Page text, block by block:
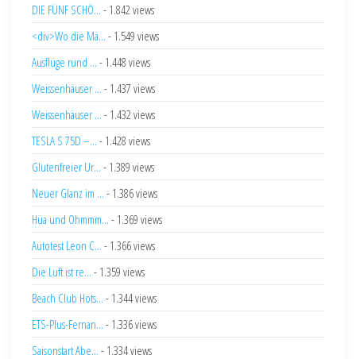
DIE FÜNF SCHÖ... - 1.842 views
<div>Wo die Mä... - 1.549 views
Ausflüge rund ... - 1.448 views
Weissenhäuser ... - 1.437 views
Weissenhäuser ... - 1.432 views
TESLA S 75D –... - 1.428 views
Glutenfreier Ur... - 1.389 views
Neuer Glanz im ... - 1.386 views
Hüa und Ohmmm... - 1.369 views
Autotest Leon C... - 1.366 views
Die Luft ist re... - 1.359 views
Beach Club Hots... - 1.344 views
ETS-Plus-Fernan... - 1.336 views
Saisonstart Abe... - 1.334 views